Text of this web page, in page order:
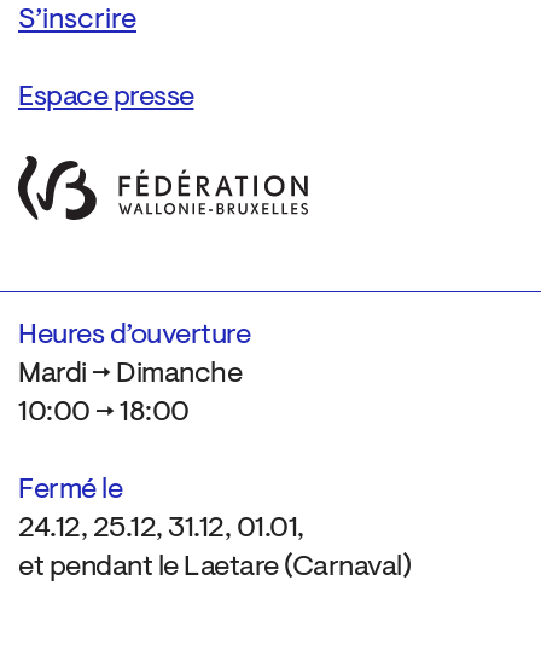
Espace presse
Heures d’ouverture
Mardi → Dimanche
10:00 → 18:00
Fermé le
24.12, 25.12, 31.12, 01.01,
et pendant le Laetare (Carnaval)